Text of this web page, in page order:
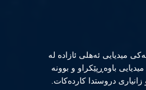
میدیایی ئەهلی ئازادە لە
باوەڕپێكراو و بوونە
دروستدا كاردەكات.